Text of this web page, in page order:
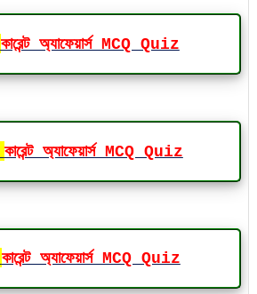
কারেন্ট অ্যাফেয়ার্স MCQ Quiz
কারেন্ট অ্যাফেয়ার্স MCQ Quiz
কারেন্ট অ্যাফেয়ার্স MCQ Quiz